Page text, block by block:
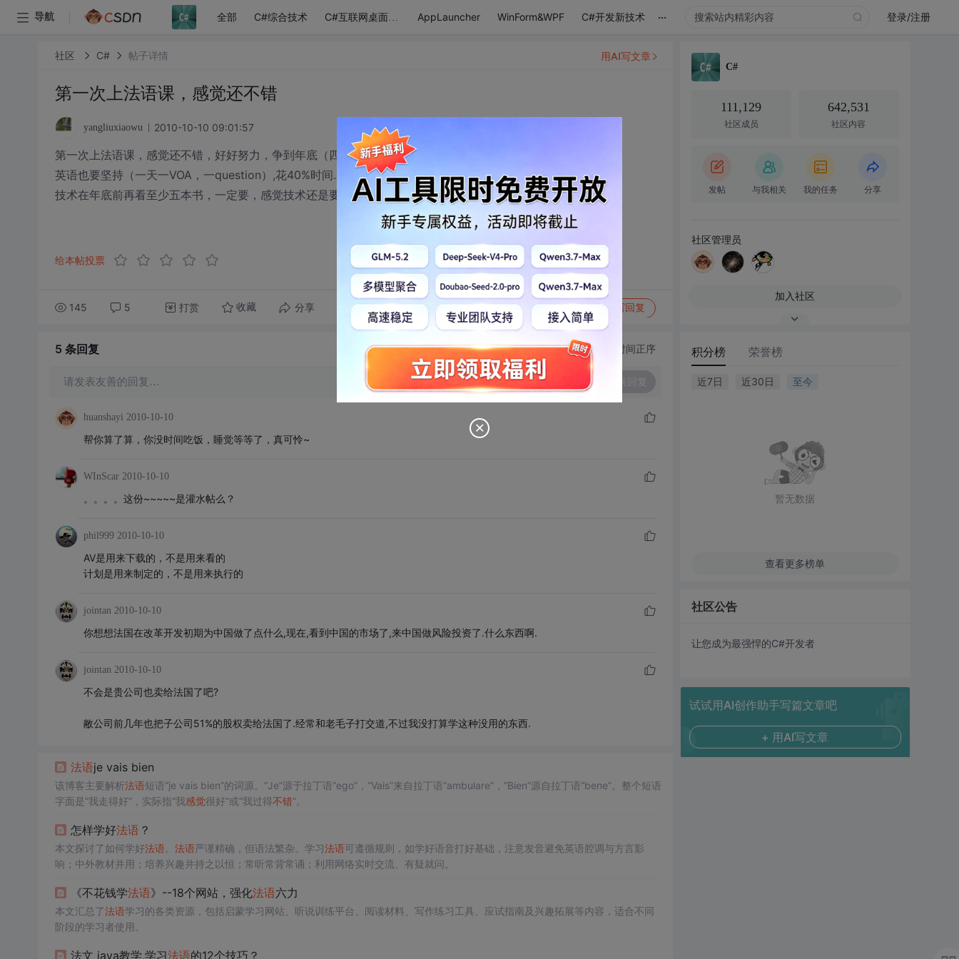
导航 全部 C#综合技术 C#互联网桌面应用 AppLauncher WinForm&WPF C#开发新技术 ... 登录/注册
社区 C# 帖子详情
第一次上法语课，感觉还不错
yangliuxiaowu 2010-10-10 09:01:57
第一次上法语课，感觉还不错，好好努力，争到年底（四个月）能把简单的日常对话都搞定. (20%时间)
英语也要坚持（一天一VOA，一question）,花40%时间.
技术在年底前再看至少五本书，一定要，感觉技术还是要不断加强。40%时间
给本帖投票
145 5 打赏 收藏 分享 转发到动态 举报 写回复
用AI写文章
5 条回复 切换为时间正序
请发表友善的回复…
huanshayi 2010-10-10
帮你算了算，你没时间吃饭，睡觉等等了，真可怜~
WInScar 2010-10-10
。。。。这份~~~~~是灌水帖么？
phil999 2010-10-10
AV是用来下载的，不是用来看的
计划是用来制定的，不是用来执行的
jointan 2010-10-10
你想想法国在改革开发初期为中国做了点什么,现在,看到中国的市场了,来中国做风险投资了.什么东西啊.
jointan 2010-10-10
不会是贵公司也卖给法国了吧?
敝公司前几年也把子公司51%的股权卖给法国了.经常和老毛子打交道,不过我没打算学这种没用的东西.
法语je vais bien
该博客主要解析法语短语“je vais bien”的词源。“Je”源于拉丁语“ego”，“Vais”来自拉丁语“ambulare”，“Bien”源自拉丁语“bene”。整个短语
字面是“我走得好”，实际指“我感觉很好”或“我过得不错”。
怎样学好法语 ？
本文探讨了如何学好法语。 法语严谨精确，但语法繁杂。学习法语可遵循规则，如学好语音打好基础，注意发音避免英语腔调与方言影
响；中外教材并用；培养兴趣并持之以恒；常听常背常诵；利用网络实时交流、有疑就问。
《不花钱学法语》--18个网站，强化法语六力
本文汇总了法语学习的各类资源，包括启蒙学习网站、听说训练平台、阅读材料、写作练习工具、应试指南及兴趣拓展等内容，适合不同
阶段的学习者使用。
法文 java教学,学习法语的12个技巧？
C#
111,129
社区成员
642,531
社区内容
发帖 与我相关 我的任务 分享
社区管理员
加入社区
积分榜 荣誉榜
近7日 近30日 至今
暂无数据
查看更多榜单
社区公告
让您成为最强悍的C#开发者
试试用AI创作助手写篇文章吧
+ 用AI写文章